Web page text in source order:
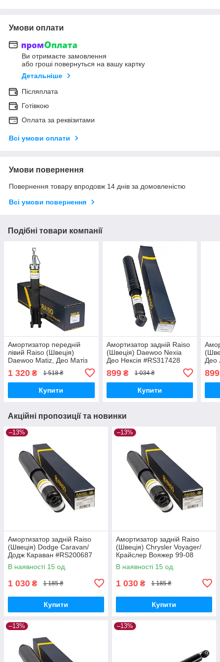
Умови оплати
Ви отримаєте замовлення
або гроші повернуться на вашу картку
Детальніше
Післяплата
Готівкою
Оплата за реквізитами
Всі умови оплати
Умови повернення
Повернення товару впродовж 14 днів за домовленістю
Всі умови повернення
Подібні товари компанії
Амортизатор передній
лівий Raiso (Швеція)
Daewoo Matiz, Део Матіз
UALOTZM17
1 320 ₴ 1 518 ₴
Купити
Амортизатор задній Raiso
(Швеція) Daewoo Nexia
Део Нексія #RS317428
899₴ 1 034 ₴
Купити
Део
899
Акційні пропозиції та новинки
–13%
Амортизатор задній Raiso
(Швеція) Dodge Caravan/
Додж Караван #RS200687
UAKHNFL17
В наявності 15 од.
1 030 ₴ 1 185 ₴
Купити
–13%
Амортизатор задній Raiso
(Швеція) Chrysler Voyager/
Крайслер Вояжер 99-08
#RS200687 UANWSFO17
В наявності 15 од.
1 030 ₴ 1 185 ₴
Купити
–13% –13%